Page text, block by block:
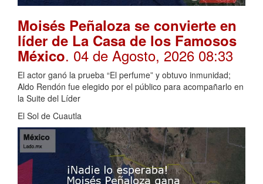
Moisés Peñaloza se convierte en
líder de La Casa de los Famosos
México. 04 de Agosto, 2026 08:33
El actor ganó la prueba “El perfume” y obtuvo inmunidad;
Aldo Rendón fue elegido por el público para acompañarlo en
la Suite del Líder
El Sol de Cuautla